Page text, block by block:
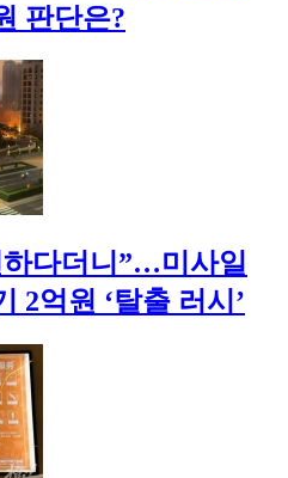
판단은?
다더니”…미사일
2억원 ‘탈출 러시’